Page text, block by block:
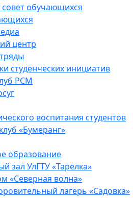
обучающихся
центр
студенческих инициатив
РСМ
воспитания студентов
«Бумеранг»
образование
зал УлГТУ «Тарелка»
«Северная волна»
лагерь «Садовка»